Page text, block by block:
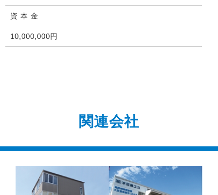
資 本 金
10,000,000円
関連会社